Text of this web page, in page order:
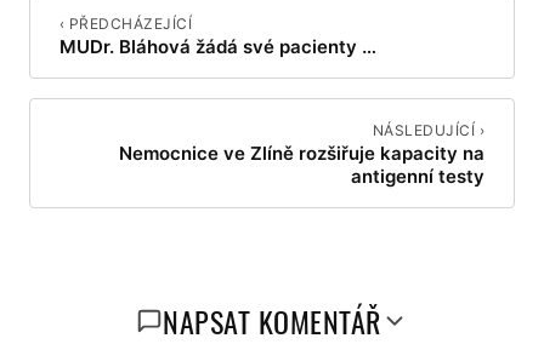
‹ PŘEDCHÁZEJÍCÍ
MUDr. Bláhová žádá své pacienty …
NÁSLEDUJÍCÍ ›
Nemocnice ve Zlíně rozšiřuje kapacity na
antigenní testy
NAPSAT KOMENTÁŘ